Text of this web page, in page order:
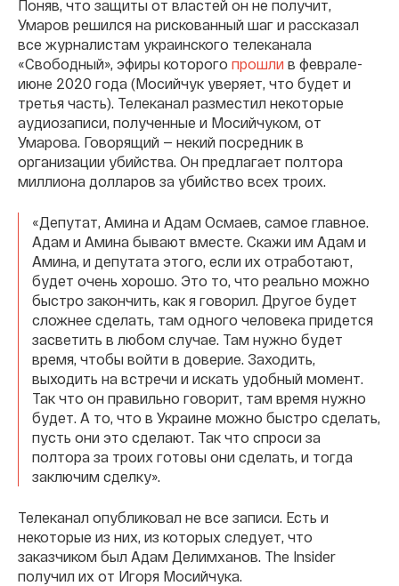
Поняв, что защиты от властей он не получит,
Умаров решился на рискованный шаг и рассказал
все журналистам украинского телеканала
«Свободный», эфиры которого прошли в феврале-
июне 2020 года (Мосийчук уверяет, что будет и
третья часть). Телеканал разместил некоторые
аудиозаписи, полученные и Мосийчуком, от
Умарова. Говорящий — некий посредник в
организации убийства. Он предлагает полтора
миллиона долларов за убийство всех троих.
«Депутат, Амина и Адам Осмаев, самое главное.
Адам и Амина бывают вместе. Скажи им Адам и
Амина, и депутата этого, если их отработают,
будет очень хорошо. Это то, что реально можно
быстро закончить, как я говорил. Другое будет
сложнее сделать, там одного человека придется
засветить в любом случае. Там нужно будет
время, чтобы войти в доверие. Заходить,
выходить на встречи и искать удобный момент.
Так что он правильно говорит, там время нужно
будет. А то, что в Украине можно быстро сделать,
пусть они это сделают. Так что спроси за
полтора за троих готовы они сделать, и тогда
заключим сделку».
Телеканал опубликовал не все записи. Есть и
некоторые из них, из которых следует, что
заказчиком был Адам Делимханов. The Insider
получил их от Игоря Мосийчука.